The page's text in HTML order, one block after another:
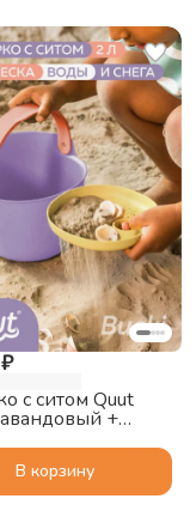
с ситом Quut
+
В корзину